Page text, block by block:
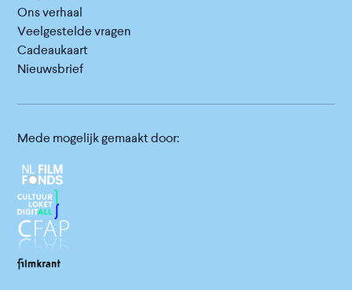
Ons verhaal
Veelgestelde vragen
Cadeaukaart
Nieuwsbrief
Mede mogelijk gemaakt door: